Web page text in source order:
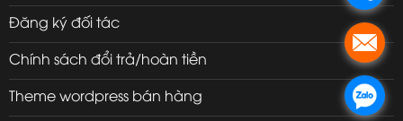
Đăng ký đối tác
Chính sách đổi trả/hoàn tiền
Theme wordpress bán hàng
.
.